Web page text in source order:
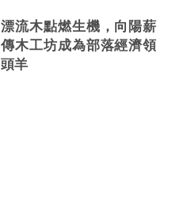
漂流木點燃生機，向陽薪
傳木工坊成為部落經濟領
頭羊